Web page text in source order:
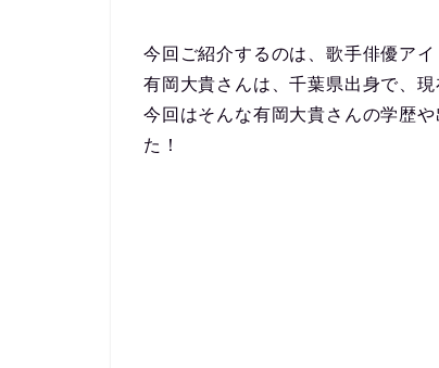
今回ご紹介するのは、歌手俳優アイ
有岡大貴さんは、千葉県出身で、現
今回はそんな有岡大貴さんの学歴
た！